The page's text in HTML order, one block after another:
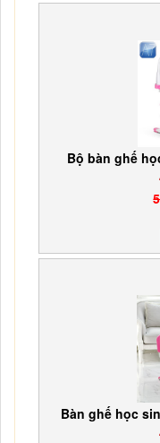
Bộ bàn ghế
Bàn ghế học